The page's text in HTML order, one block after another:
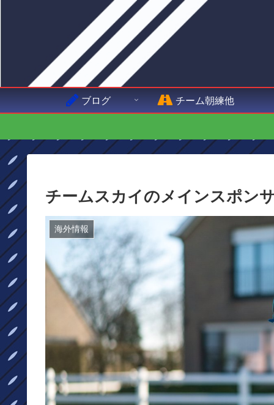
ブログ チーム朝練他
チームスカイのメインスポン
海外情報